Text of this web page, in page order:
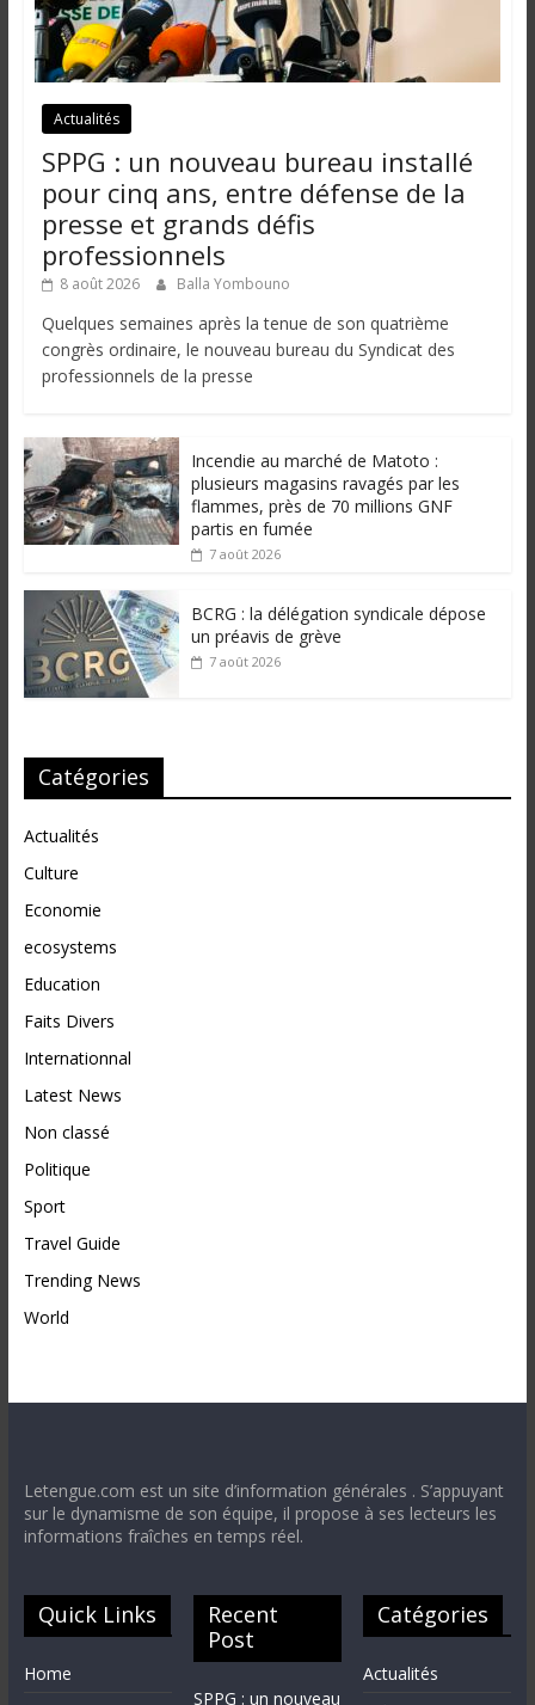
Actualités
SPPG : un nouveau bureau installé
pour cinq ans, entre défense de la
presse et grands défis
professionnels
8 août 2026 Balla Yombouno
Quelques semaines après la tenue de son quatrième
congrès ordinaire, le nouveau bureau du Syndicat des
professionnels de la presse
Incendie au marché de Matoto :
plusieurs magasins ravagés par les
flammes, près de 70 millions GNF
partis en fumée
7 août 2026
BCRG : la délégation syndicale dépose
un préavis de grève
7 août 2026
Catégories
Actualités
Culture
Economie
ecosystems
Education
Faits Divers
Internationnal
Latest News
Non classé
Politique
Sport
Travel Guide
Trending News
World
Letengue.com est un site d’information générales . S’appuyant
sur le dynamisme de son équipe, il propose à ses lecteurs les
informations fraîches en temps réel.
Quick Links
Home
Recent
Post
SPPG : un nouveau
Catégories
Actualités